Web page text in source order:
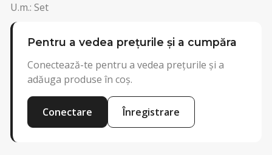
U.m.: Set
Pentru a vedea prețurile și a cumpăra
Conectează-te pentru a vedea prețurile și a
adăuga produse în coș.
Conectare Înregistrare